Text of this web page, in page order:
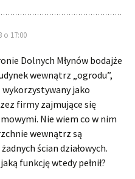
o 17:00
Dolnych Młynów bodajże
wewnątrz „ogrodu”,
jako
firmy zajmujące się
Nie wiem co w nim
wewnątrz są
ścian działowych.
funkcję wtedy pełnił?